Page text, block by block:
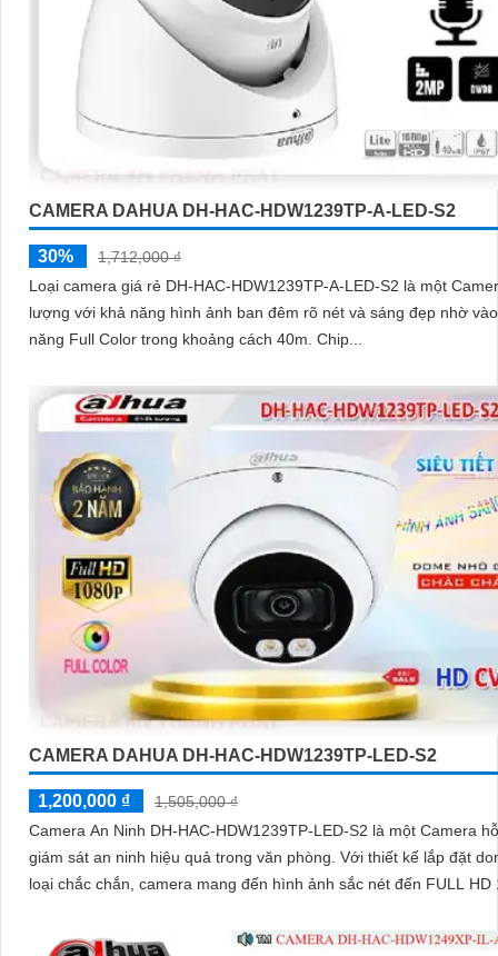
CAMERA DAHUA DH-HAC-HDW1239TP-A-LED-S2
30%
1,712,000 ₫
Loại camera giá rẻ DH-HAC-HDW1239TP-A-LED-S2 là một
lượng với khả năng hình ảnh ban đêm rõ nét và sáng đẹp nhờ
năng Full Color trong khoảng cách 40m. Chip...
CAMERA DAHUA DH-HAC-HDW1239TP-LED-S2
1,200,000 ₫
1,505,000 ₫
Camera An Ninh DH-HAC-HDW1239TP-LED-S2 là một Camera
giám sát an ninh hiệu quả trong văn phòng. Với thiết kế lắp đặt dome kim
loại chắc chắn, camera mang đến hình ảnh sắc nét đến FULL HD